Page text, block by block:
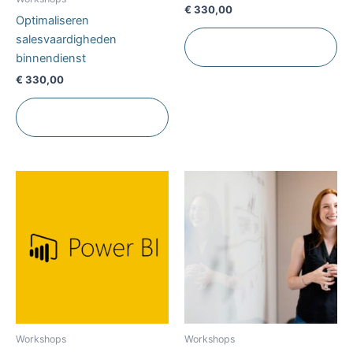
Optimaliseren
salesvaardigheden
binnendienst
€ 330,00
€ 330,00
Workshops Workshops